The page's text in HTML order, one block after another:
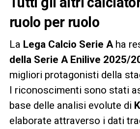
ruolo per ruolo
La Lega Calcio Serie Aha
della Serie A Enilive 2025/
migliori protagonisti della
I riconoscimenti sono stati
base delle analisi evolute di
elaborate attraverso i dati